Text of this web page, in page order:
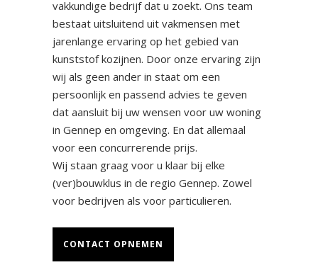
vakkundige bedrijf dat u zoekt. Ons team
bestaat uitsluitend uit vakmensen met
jarenlange ervaring op het gebied van
kunststof kozijnen. Door onze ervaring zijn
wij als geen ander in staat om een
persoonlijk en passend advies te geven
dat aansluit bij uw wensen voor uw woning
in Gennep en omgeving. En dat allemaal
voor een concurrerende prijs.
Wij staan graag voor u klaar bij elke
(ver)bouwklus in de regio Gennep. Zowel
voor bedrijven als voor particulieren.
CONTACT OPNEMEN